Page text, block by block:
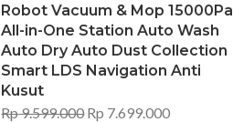
Robot Vacuum & Mop 15000Pa
All-in-One Station Auto Wash
Auto Dry Auto Dust Collection
Smart LDS Navigation Anti
Kusut
Rp9.599.000Rp 7.699.000